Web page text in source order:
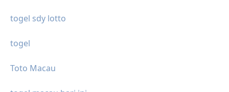
togel sdy lotto
togel
Toto Macau